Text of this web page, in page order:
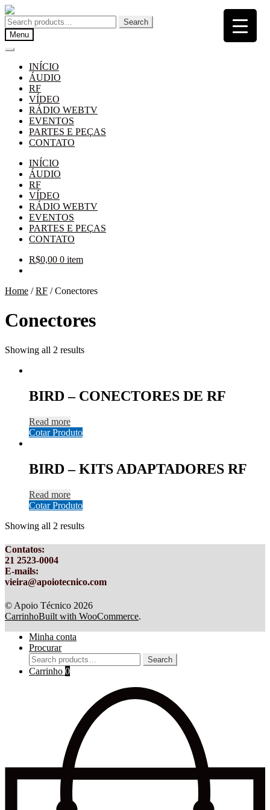
Pular
para
navegação
Pular
para
o
conteúdo
Search
for:
Search
Menu
INÍCIO
ÁUDIO
RF
VÍDEO
RÁDIO WEBTV
EVENTOS
PARTES E PEÇAS
CONTATO
INÍCIO
ÁUDIO
RF
VÍDEO
RÁDIO WEBTV
EVENTOS
PARTES E PEÇAS
CONTATO
R$0,00 0 item
Home /RF /Conectores
Conectores
Showing all 2 results
BIRD – CONECTORES DE RF
Read more
Cotar Produto
BIRD – KITS ADAPTADORES RF
Read more
Cotar Produto
Showing all 2 results
Contatos:
21 2523-0004
E-mails:
vieira@apoiotecnico.com
© Apoio Técnico 2026
CarrinhoBuilt with WooCommerce.
Minha conta
Procurar
Search
for:
Search
Carrinho 0